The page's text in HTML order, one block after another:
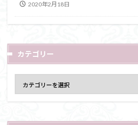
2020年2月18日
カテゴリー